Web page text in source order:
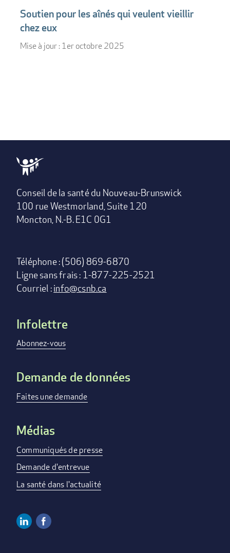
Soutien pour les aînés qui veulent vieillir
chez eux
Mise à jour : 1er octobre 2025
Conseil de la santé du Nouveau-Brunswick
100 rue Westmorland, Suite 120
Moncton, N.-B. E1C 0G1
Téléphone : (506) 869-6870
Ligne sans frais : 1-877-225-2521
Courriel :info@csnb.ca
Footer
menu
Infolettre
Abonnez-vous
Demande de données
Faites une demande
Médias
Communiqués de presse
Demande d'entrevue
La santé dans l'actualité
Linkedin